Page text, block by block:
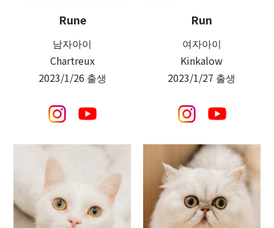
Rune
남자아이
Chartreux
2023/1/26 출생
Run
여자아이
Kinkalow
2023/1/27 출생